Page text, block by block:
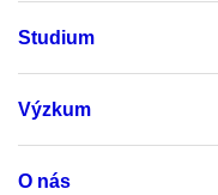
Studium
Výzkum
O nás